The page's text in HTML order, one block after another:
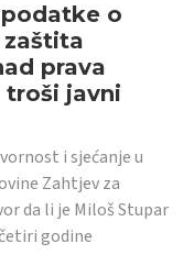
o
prava
troši javni
i sjećanje u
Zahtjev za
da li je Miloš Stupar
godine